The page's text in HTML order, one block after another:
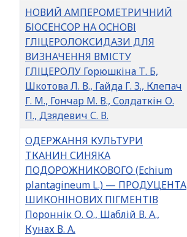
НОВИЙ АМПЕРОМЕТРИЧНИЙ
БІОСЕНСОР НА ОСНОВІ
ГЛІЦЕРОЛОКСИДАЗИ ДЛЯ
ВИЗНАЧЕННЯ ВМІСТУ
ГЛІЦЕРОЛУ Горюшкіна Т. Б,
Шкотова Л. В., Гайда Г. З., Клепач
Г. М., Гончар М. В., Солдаткін О.
П., Дзядевич С. В.
ОДЕРЖАННЯ КУЛЬТУРИ
ТКАНИН СИНЯКА
ПОДОРОЖНИКОВОГО (Echium
plantagineum L.) — ПРОДУЦЕНТА
ШИКОНІНОВИХ ПІГМЕНТІВ
Пороннік О. О., Шаблій В. А.,
Кунах В. А.